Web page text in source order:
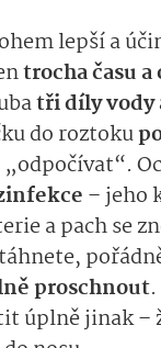
lepší a
trocha času a
tři díly vody
do roztoku
„odpočívat“.
– jeho
a pach se
proschnout
úplně jinak –